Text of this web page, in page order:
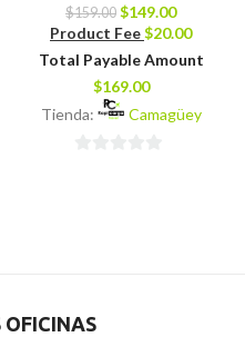
$159.00 $149.00
Product Fee$20.00
Total Payable Amount
$169.00
Tienda:
Camagüey
OFICINAS